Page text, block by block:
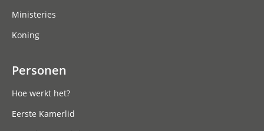
Ministeries
Koning
Personen
Hoe werkt het?
Eerste Kamerlid